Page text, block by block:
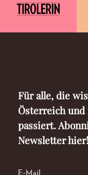
Für alle, die
Österreich
passiert.
Newsletter hier!